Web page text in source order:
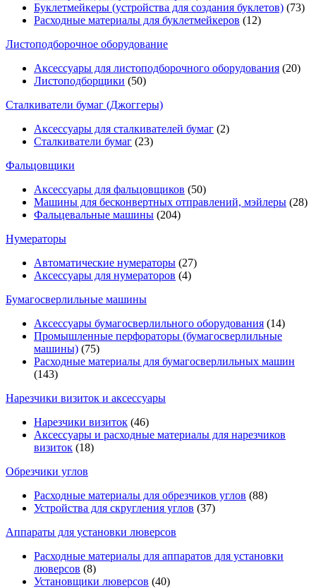
Буклетмейкеры (устройства для создания буклетов) (73)
Расходные материалы для буклетмейкеров (12)
Листоподборочное оборудование
Аксессуары для листоподборочного оборудования (20)
Листоподборщики (50)
Сталкиватели бумаг (Джоггеры)
Аксессуары для сталкивателей бумаг (2)
Сталкиватели бумаг (23)
Фальцовщики
Аксессуары для фальцовщиков (50)
Машины для бесконвертных отправлений, мэйлеры (28)
Фальцевальные машины (204)
Нумераторы
Автоматические нумераторы (27)
Аксессуары для нумераторов (4)
Бумагосверлильные машины
Аксессуары бумагосверлильного оборудования (14)
Промышленные перфораторы (бумагосверлильные
машины) (75)
Расходные материалы для бумагосверлильных машин
(143)
Нарезчики визиток и аксессуары
Нарезчики визиток (46)
Аксессуары и расходные материалы для нарезчиков
визиток (18)
Обрезчики углов
Расходные материалы для обрезчиков углов (88)
Устройства для скругления углов (37)
Аппараты для установки люверсов
Расходные материалы для аппаратов для установки
люверсов (8)
Установщики люверсов (40)